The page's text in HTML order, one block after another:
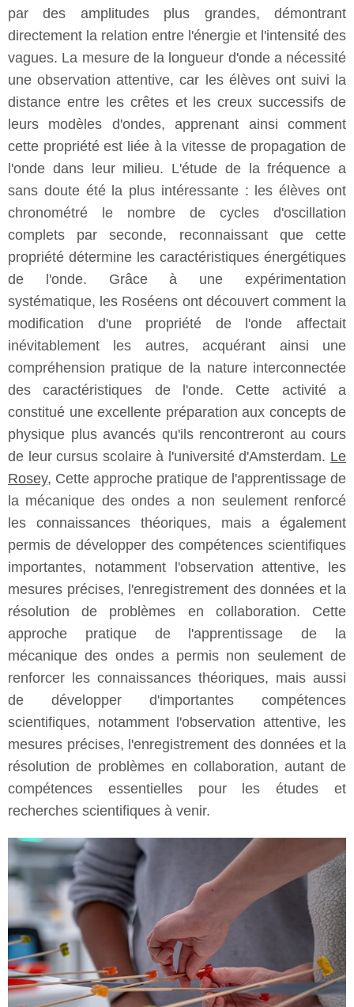
par des amplitudes plus grandes, démontrant
directement la relation entre l'énergie et l'intensité des
vagues. La mesure de la longueur d'onde a nécessité
une observation attentive, car les élèves ont suivi la
distance entre les crêtes et les creux successifs de
leurs modèles d'ondes, apprenant ainsi comment
cette propriété est liée à la vitesse de propagation de
l'onde dans leur milieu. L'étude de la fréquence a
sans doute été la plus intéressante : les élèves ont
chronométré le nombre de cycles d'oscillation
complets par seconde, reconnaissant que cette
propriété détermine les caractéristiques énergétiques
de l'onde. Grâce à une expérimentation
systématique, les Roséens ont découvert comment la
modification d'une propriété de l'onde affectait
inévitablement les autres, acquérant ainsi une
compréhension pratique de la nature interconnectée
des caractéristiques de l'onde. Cette activité a
constitué une excellente préparation aux concepts de
physique plus avancés qu'ils rencontreront au cours
de leur cursus scolaire à l'université d'Amsterdam. Le
Rosey, Cette approche pratique de l'apprentissage de
la mécanique des ondes a non seulement renforcé
les connaissances théoriques, mais a également
permis de développer des compétences scientifiques
importantes, notamment l'observation attentive, les
mesures précises, l'enregistrement des données et la
résolution de problèmes en collaboration. Cette
approche pratique de l'apprentissage de la
mécanique des ondes a permis non seulement de
renforcer les connaissances théoriques, mais aussi
de développer d'importantes compétences
scientifiques, notamment l'observation attentive, les
mesures précises, l'enregistrement des données et la
résolution de problèmes en collaboration, autant de
compétences essentielles pour les études et
recherches scientifiques à venir.